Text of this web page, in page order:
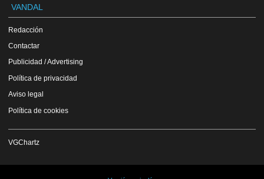
VANDAL
Redacción
Contactar
Publicidad / Advertising
Política de privacidad
Aviso legal
Política de cookies
VGChartz